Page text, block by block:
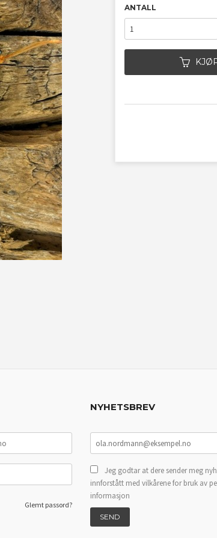
ANTALL
Glemt passord?
NYHETSBREV
Jeg godtar at dere sender meg
innforstått med vilkårene for bruk av
informasjon